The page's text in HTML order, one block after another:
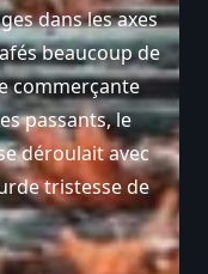
dans les axes
beaucoup de
commerçante
passants, le
déroulait avec
tristesse de